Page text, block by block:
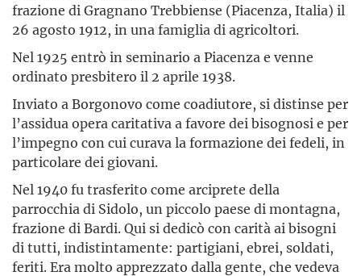
frazione di Gragnano Trebbiense (Piacenza, Italia) il
26 agosto 1912, in una famiglia di agricoltori.
Nel 1925 entrò in seminario a Piacenza e venne
ordinato presbitero il 2 aprile 1938.
Inviato a Borgonovo come coadiutore, si distinse per
l’assidua opera caritativa a favore dei bisognosi e per
l’impegno con cui curava la formazione dei fedeli, in
particolare dei giovani.
Nel 1940 fu trasferito come arciprete della
parrocchia di Sidolo, un piccolo paese di montagna,
frazione di Bardi. Qui si dedicò con carità ai bisogni
di tutti, indistintamente: partigiani, ebrei, soldati,
feriti. Era molto apprezzato dalla gente, che vedeva